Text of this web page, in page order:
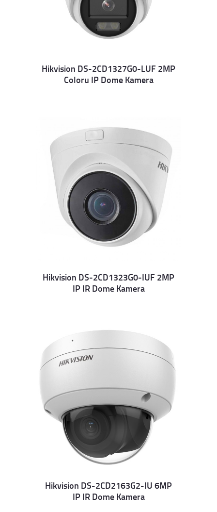
Details
Hikvision DS-2CD1327G0-LUF 2MP
Coloru IP Dome Kamera
Details
Hikvision DS-2CD1323G0-IUF 2MP
IP IR Dome Kamera
Details
Hikvision DS-2CD2163G2-IU 6MP
IP IR Dome Kamera